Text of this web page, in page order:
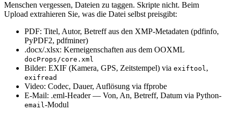
Menschen vergessen, Dateien zu taggen. Skripte nicht. Beim
Upload extrahieren Sie, was die Datei selbst preisgibt:
PDF: Titel, Autor, Betreff aus den XMP-Metadaten (pdfinfo,
PyPDF2, pdfminer)
.docx/.xlsx: Kerneigenschaften aus dem OOXML
docProps/core.xml
Bilder: EXIF (Kamera, GPS, Zeitstempel) via exiftool,
exifread
Video: Codec, Dauer, Auflösung via ffprobe
E-Mail: .eml-Header — Von, An, Betreff, Datum via Python-
email-Modul